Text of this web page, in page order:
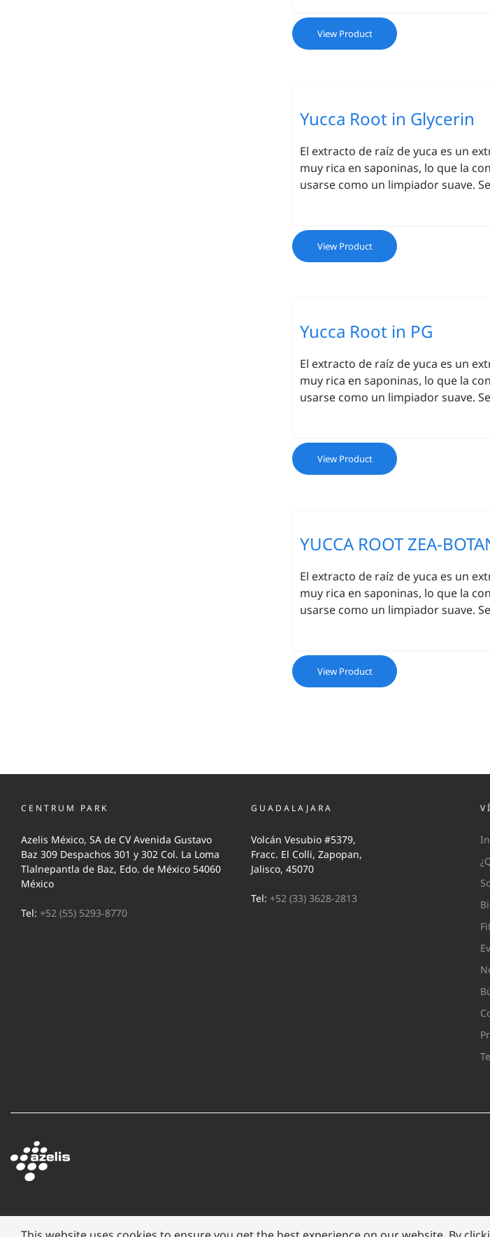
View Product
Yucca Root in Glycerin
El extracto de raíz de yuca es un
muy rica en saponinas, lo que la
usarse como un limpiador suave.
View Product
Yucca Root in PG
El extracto de raíz de yuca es un
muy rica en saponinas, lo que la
usarse como un limpiador suave.
View Product
YUCCA ROOT ZEA-
El extracto de raíz de yuca es un
muy rica en saponinas, lo que la
usarse como un limpiador suave.
View Product
CENTRUM PARK
Azelis México, SA de CV Avenida Gustavo
Baz 309 Despachos 301 y 302 Col. La Loma
Tlalnepantla de Baz, Edo. de México 54060
México
Tel: +52 (55) 5293-8770
GUADALAJARA
Volcán Vesubio #5379,
Fracc. El Colli, Zapopan,
Jalisco, 45070
Tel: +52 (33) 3628-2813